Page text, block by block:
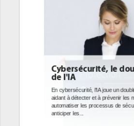
DEE: l'efficacité
bientôt une
datacenters
Des datacenters plus durables
ce que recherchent les
avec la mise en oeuvre de la